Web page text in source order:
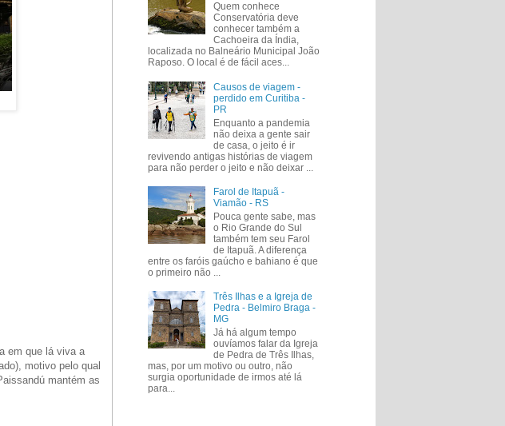
em que lá viva a
motivo pelo qual
mantém as
Quem conhece
Conservatória deve
conhecer também a
Cachoeira da Índia,
localizada no Balneário Municipal João
Raposo. O local é de fácil aces...
Causos de viagem -
perdido em Curitiba -
PR
Enquanto a pandemia
não deixa a gente sair
de casa, o jeito é ir
revivendo antigas histórias de viagem
para não perder o jeito e não deixar ...
Farol de Itapuã -
Viamão - RS
Pouca gente sabe, mas
o Rio Grande do Sul
também tem seu Farol
de Itapuã. A diferença
entre os faróis gaúcho e bahiano é que
o primeiro não ...
Três Ilhas e a Igreja de
Pedra - Belmiro Braga -
MG
Já há algum tempo
ouvíamos falar da Igreja
de Pedra de Três Ilhas,
mas, por um motivo ou outro, não
surgia oportunidade de irmos até lá
para...